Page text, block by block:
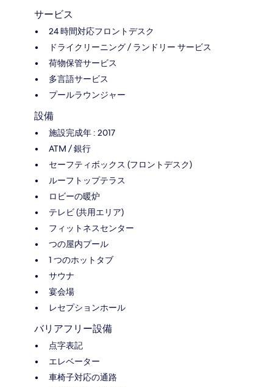
サービス
24 時間対応フロントデスク
ドライクリーニング / ランドリー サービス
荷物保管サービス
多言語サービス
プールラウンジャー
設備
施設完成年 : 2017
ATM / 銀行
セーフティボックス (フロントデスク)
ルーフトップテラス
ロビーの暖炉
テレビ (共用エリア)
フィットネスセンター
つの屋内プール
1 つのホットタブ
サウナ
宴会場
レセプションホール
バリアフリー設備
点字表記
エレベーター
車椅子対応の通路